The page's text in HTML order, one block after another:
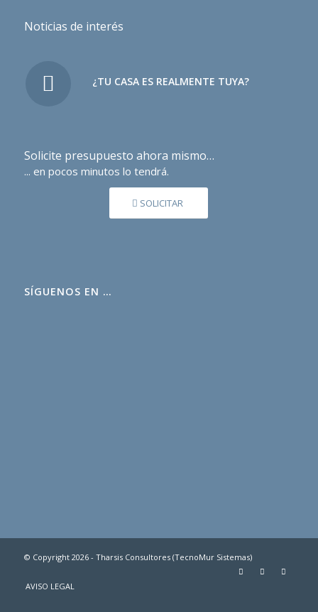
Noticias de interés
¿TU CASA ES REALMENTE TUYA?
Solicite presupuesto ahora mismo…
... en pocos minutos lo tendrá.
SOLICITAR
SÍGUENOS EN …
© Copyright 2026 - Tharsis Consultores (TecnoMur Sistemas)
AVISO LEGAL